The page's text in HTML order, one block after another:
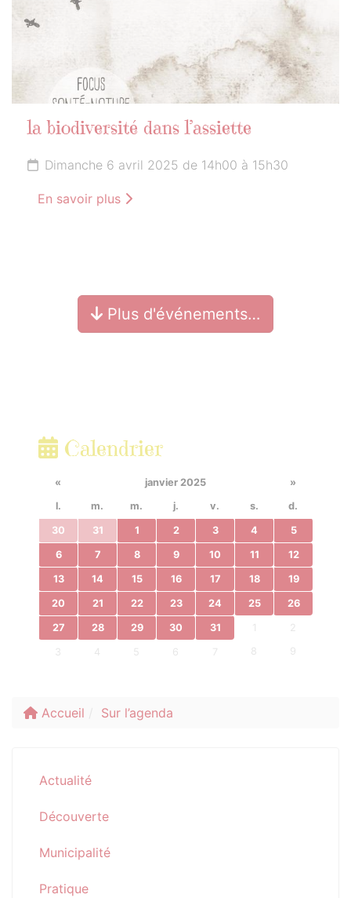
la biodiversité dans l’assiette
Dimanche 6 avril 2025 de 14h00 à 15h30
En savoir plus
Plus d'événements…
Calendrier
« janvier 2025
»
l.
m. m. j. v. s. d.
30 31 1 2 3 4 5
6 7 8 9 10 11 12
13 14 15 16 17 18 19
20 21 22 23 24 25 26
27 28 29 30 31 2
3 4 5 6 7 8 9
Accueil Sur l’agenda
Actualité
Découverte
Municipalité
Pratique